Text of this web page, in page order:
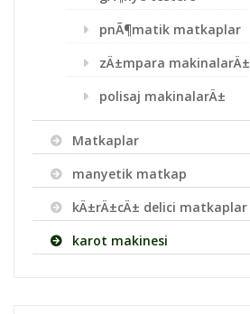
pnÃ¶matik matkaplar
zÄ±mpara makinalarÄ±
polisaj makinalarÄ±
Matkaplar
manyetik matkap
kÄ±rÄ±cÄ± delici matkaplar
karot makinesi